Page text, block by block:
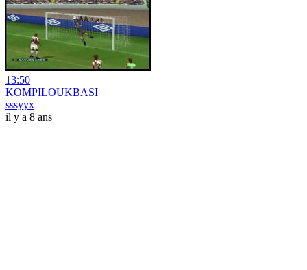
13:50
KOMPILOUKBASI
sssyyx
il y a 8 ans